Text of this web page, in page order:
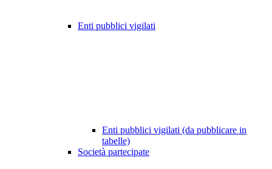
Enti pubblici vigilati
Enti pubblici vigilati (da pubblicare in
tabelle)
Società partecipate